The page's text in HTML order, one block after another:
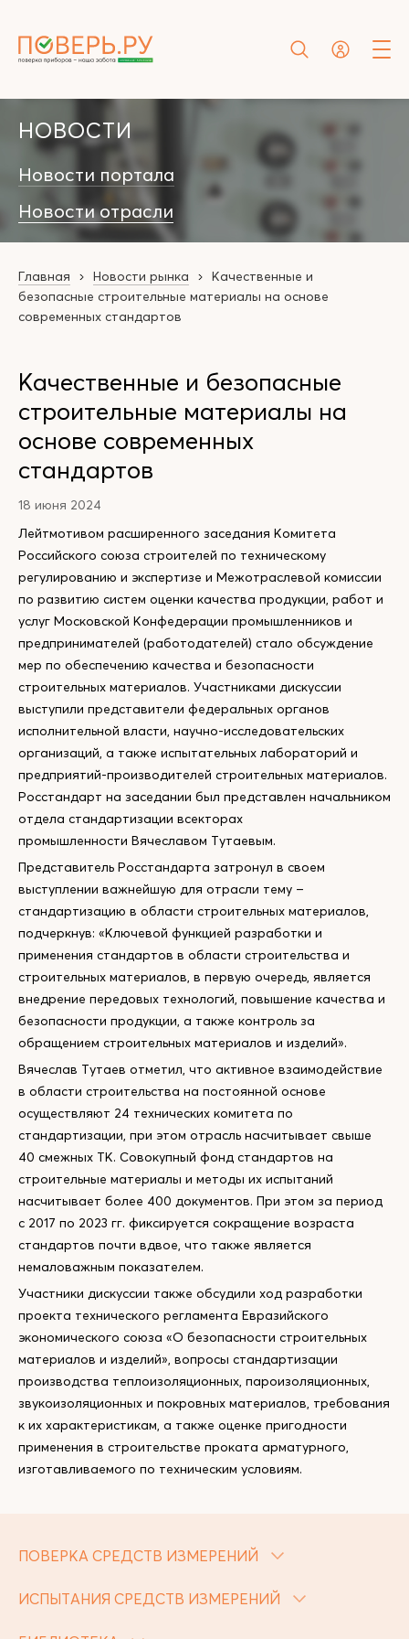
НОВОСТИ
Новости портала
Новости отрасли
Главная Новости рынка
Качественные и
безопасные строительные материалы на основе
современных стандартов
Качественные и безопасные
строительные материалы на
основе современных
стандартов
18 июня 2024
Лейтмотивом расширенного заседания Комитета
Российского союза строителей по техническому
регулированию и экспертизе и Межотраслевой комиссии
по развитию систем оценки качества продукции, работ и
услуг Московской Конфедерации промышленников и
предпринимателей (работодателей) стало обсуждение
мер по обеспечению качества и безопасности
строительных материалов. Участниками дискуссии
выступили представители федеральных органов
исполнительной власти, научно-исследовательских
организаций, а также испытательных лабораторий и
предприятий-производителей строительных материалов.
Росстандарт на заседании был представлен начальником
отдела стандартизации всекторах
промышленности Вячеславом Тутаевым.
Представитель Росстандарта затронул в своем
выступлении важнейшую для отрасли тему –
стандартизацию в области строительных материалов,
подчеркнув: «Ключевой функцией разработки и
применения стандартов в области строительства и
строительных материалов, в первую очередь, является
внедрение передовых технологий, повышение качества и
безопасности продукции, а также контроль за
обращением строительных материалов и изделий».
Вячеслав Тутаев отметил, что активное взаимодействие
в области строительства на постоянной основе
осуществляют 24 технических комитета по
стандартизации, при этом отрасль насчитывает свыше
40 смежных ТК. Совокупный фонд стандартов на
строительные материалы и методы их испытаний
насчитывает более 400 документов. При этом за период
с 2017 по 2023 гг. фиксируется сокращение возраста
стандартов почти вдвое, что также является
немаловажным показателем.
Участники дискуссии также обсудили ход разработки
проекта технического регламента Евразийского
экономического союза «О безопасности строительных
материалов и изделий», вопросы стандартизации
производства теплоизоляционных, пароизоляционных,
звукоизоляционных и покровных материалов, требования
к их характеристикам, а также оценке пригодности
применения в строительстве проката арматурного,
изготавливаемого по техническим условиям.
ПОВЕРКА СРЕДСТВ ИЗМЕРЕНИЙ
ИСПЫТАНИЯ СРЕДСТВ ИЗМЕРЕНИЙ